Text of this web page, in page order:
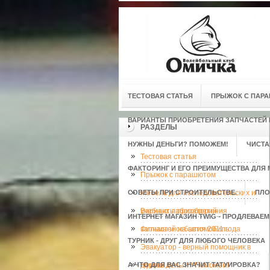
ТЕСТОВАЯ СТАТЬЯ ПРЫЖОК С
ВАРИАНТЫ ПРИОБРЕТЕНИЯ
НУЖНЫ ДЕНЬГИ? ПОМОЖЕМ!
ФАКТОРИНГ И ЕГО ПРЕИМУЩЕСТВА ДЛЯ
СОВЕТЫ ПРИ СТРОИТЕЛЬСТВЕ.
ИНТЕРНЕТ МАГАЗИН TWIG -
ТУРНИК - ДРУГ ДЛЯ ЛЮБОГО ЧЕЛОВЕКА
А ЧТО ДЛЯ ВАС ЗНАЧИТ ТАТУИРОВКА?
РАЗДЕЛЫ
Тестовая статья
Прыжок с парашютом
Мебель для исследовательских и
учебных лабораторий
Варианты приобретения
запчастей на автомобиль
Фильмы и события 2011 года
Эвакуатор - верный помощник в
дороге.
Нужны деньги? Поможем!